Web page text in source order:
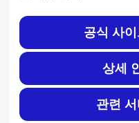
공식 사
상세
관련